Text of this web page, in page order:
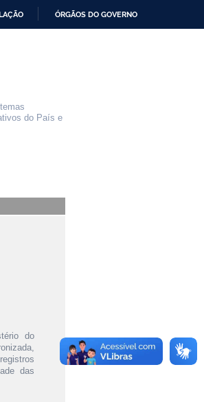
ÓRGÃOS DO GOVERNO
do País e
do
das